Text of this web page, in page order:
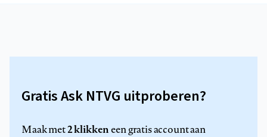
Gratis Ask NTVG uitproberen?
Maak met2 klikkeneen gratis account aan